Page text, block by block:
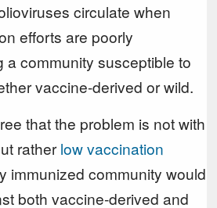
circulate when
efforts are poorly
a community susceptible to
vaccine-derived or wild.
that the problem is not with
ratherlow vaccination
immunized community would
both vaccine-derived and